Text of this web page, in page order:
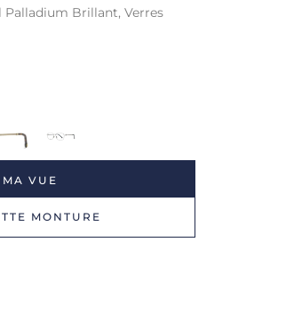
Palladium Brillant, Verres
VUE
MONTURE